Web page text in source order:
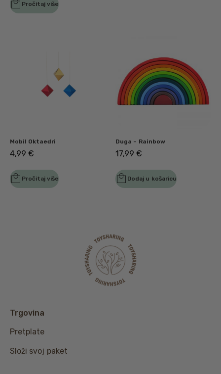
Pročitaj više
Mobil Oktaedri
4,99€
Pročitaj više
Duga – Rainbow
17,99€
Dodaj u košaricu
Trgovina
Pretplate
Složi svoj paket